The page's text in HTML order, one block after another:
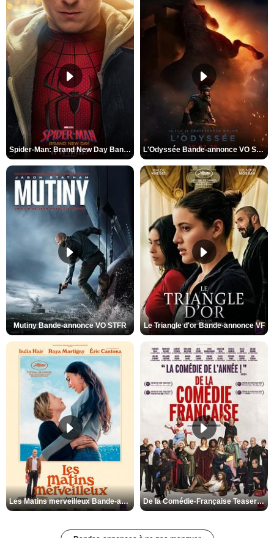
Spider-Man: Brand New Day Bande-annonce VO STFR L'Odyssée Bande-annonce VO STFR
Mutiny Bande-annonce VO STFR Le Triangle d'or Bande-annonce VF
Les Matins merveilleux Bande-annonce VF De la Comédie-Française Teaser VF